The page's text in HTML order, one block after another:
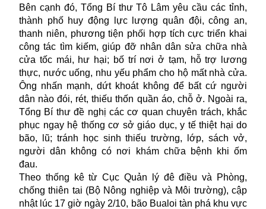
Bên cạnh đó, Tổng Bí thư Tô Lâm yêu cầu các tỉnh,
thành phố huy động lực lượng quân đội, công an,
thanh niên, phương tiện phối hợp tích cực triển khai
công tác tìm kiếm, giúp đỡ nhân dân sửa chữa nhà
cửa tốc mái, hư hại; bố trí nơi ở tạm, hỗ trợ lương
thực, nước uống, nhu yếu phẩm cho hộ mất nhà cửa.
Ông nhấn mạnh, dứt khoát không để bất cứ người
dân nào đói, rét, thiếu thốn quần áo, chỗ ở. Ngoài ra,
Tổng Bí thư đề nghị các cơ quan chuyên trách, khắc
phục ngay hệ thống cơ sở giáo dục, y tế thiệt hại do
bão, lũ; tránh học sinh thiếu trường, lớp, sách vở,
người dân không có nơi khám chữa bệnh khi ốm
đau.
Theo thống kê từ Cục Quản lý đê điều và Phòng,
chống thiên tai (Bộ Nông nghiệp và Môi trường), cập
nhật lúc 17 giờ ngày 2/10, bão Bualoi tàn phá khu vực